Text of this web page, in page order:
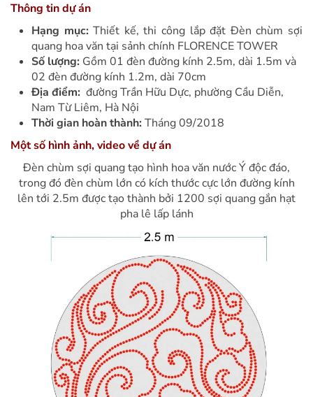
Thông tin dự án
Hạng mục: Thiết kế, thi công lắp đặt Đèn chùm sợi
quang hoa văn tại sảnh chính FLORENCE TOWER
Số lượng: Gồm 01 đèn đường kính 2.5m, dài 1.5m và
02 đèn đường kính 1.2m, dài 70cm
Địa điểm: đường Trần Hữu Dực, phường Cầu Diễn,
Nam Từ Liêm, Hà Nội
Thời gian hoàn thành: Tháng 09/2018
Một số hình ảnh, video về dự án
Đèn chùm sợi quang tạo hình hoa văn nước Ý độc đáo,
trong đó đèn chùm lớn có kích thước cực lớn đường kính
lên tới 2.5m được tạo thành bởi 1200 sợi quang gắn hạt
pha lê lấp lánh